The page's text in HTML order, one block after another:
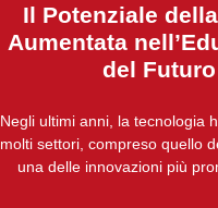
Il Potenziale
Aumentata
del Futuro
Negli ultimi anni, la tecnologia
molti settori, compreso quello
una delle innovazioni più